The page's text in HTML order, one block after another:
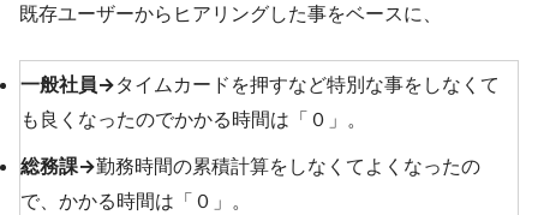
既存ユーザーからヒアリングした事をベースに、
一般社員→タイムカードを押すなど特別な事をしなくて
も良くなったのでかかる時間は「０」。
総務課→勤務時間の累積計算をしなくてよくなったの
で、かかる時間は「０」。